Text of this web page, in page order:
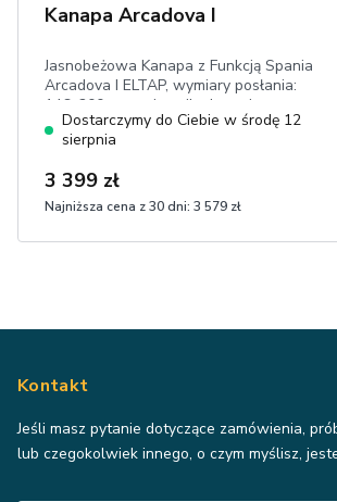
Kanapa Arcadova I
Jasnobeżowa Kanapa z Funkcją Spania
Arcadova I ELTAP, wymiary posłania:
146x200 cm, pojemnik, drewniane
elementy w kolorze buku,przyjemna w
dotyku boucle
Dostarczymy do Ciebie w środę 12
sierpnia
3 399 zł
Najniższa cena z 30 dni: 3 579 zł
Kontakt
Jeśli masz pytanie dotyczące zamówienia,
lub czegokolwiek innego, o czym myślisz,